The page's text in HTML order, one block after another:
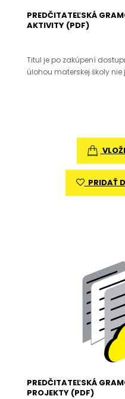
PREDČITATEĽSKÁ
AKTIVITY (PDF)
Titul je po zakúpení
úlohou materskej školy nie
PRIDAŤ
PREDČITATEĽSKÁ
PROJEKTY (PDF)